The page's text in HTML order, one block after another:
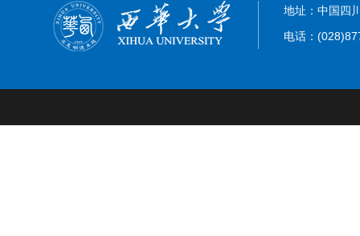
地址：中国四
电话：